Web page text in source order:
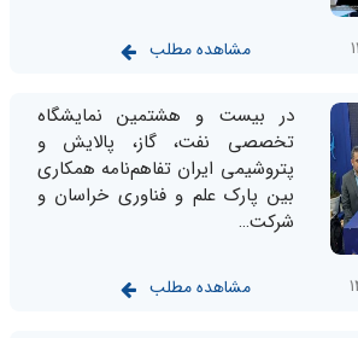
مشاهده مطلب
در بیست و هشتمین نمایشگاه
تخصصی نفت، گاز، پالایش و
پتروشیمی ایران تفاهم‌نامه همکاری
بین پارک علم و فناوری خراسان و
شرکت…
مشاهده مطلب